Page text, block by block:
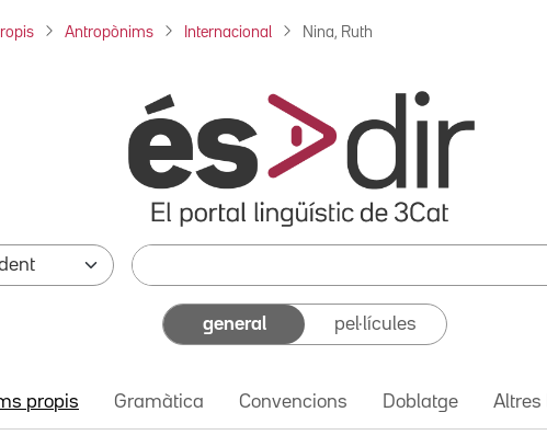
Antropònims Internacional Nina, Ruth
general pel·lícules
propis Gramàtica Convencions Doblatge Altres